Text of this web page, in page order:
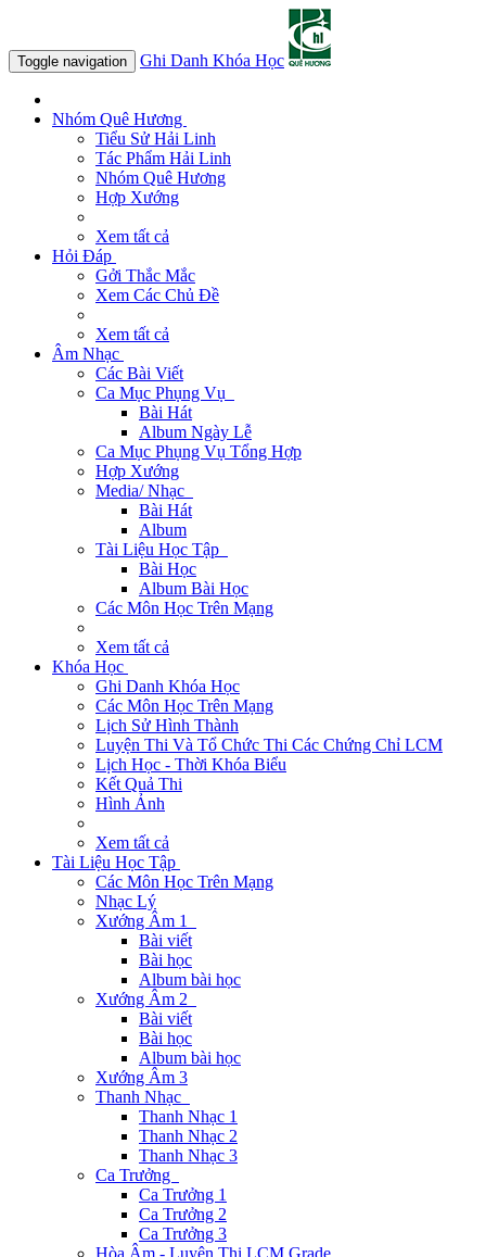
Toggle navigation Ghi Danh Khóa Học
Nhóm Quê Hương
Tiểu Sử Hải Linh
Tác Phẩm Hải Linh
Nhóm Quê Hương
Hợp Xướng
Xem tất cả
Hỏi Đáp
Gởi Thắc Mắc
Xem Các Chủ Đề
Xem tất cả
Âm Nhạc
Các Bài Viết
Ca Mục Phụng Vụ
Bài Hát
Album Ngày Lễ
Ca Mục Phụng Vụ Tổng Hợp
Hợp Xướng
Media/ Nhạc
Bài Hát
Album
Tài Liệu Học Tập
Bài Học
Album Bài Học
Các Môn Học Trên Mạng
Xem tất cả
Khóa Học
Ghi Danh Khóa Học
Các Môn Học Trên Mạng
Lịch Sử Hình Thành
Luyện Thi Và Tổ Chức Thi Các Chứng Chỉ LCM
Lịch Học - Thời Khóa Biểu
Kết Quả Thi
Hình Ảnh
Xem tất cả
Tài Liệu Học Tập
Các Môn Học Trên Mạng
Nhạc Lý
Xướng Âm 1
Bài viết
Bài học
Album bài học
Xướng Âm 2
Bài viết
Bài học
Album bài học
Xướng Âm 3
Thanh Nhạc
Thanh Nhạc 1
Thanh Nhạc 2
Thanh Nhạc 3
Ca Trưởng
Ca Trưởng 1
Ca Trưởng 2
Ca Trưởng 3
Hòa Âm - Luyện Thi LCM Grade